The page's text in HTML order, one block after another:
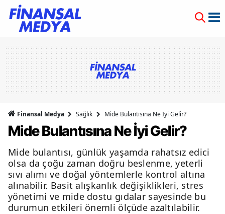
Finansal Medya Sağlık Mide Bulantısına Ne İyi Gelir?
Mide Bulantısına Ne İyi Gelir?
Mide bulantısı, günlük yaşamda rahatsız edici
olsa da çoğu zaman doğru beslenme, yeterli
sıvı alımı ve doğal yöntemlerle kontrol altına
alınabilir. Basit alışkanlık değişiklikleri, stres
yönetimi ve mide dostu gıdalar sayesinde bu
durumun etkileri önemli ölçüde azaltılabilir.